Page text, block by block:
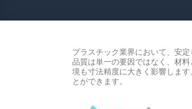
プラスチック業界において、安定
品質は単一の要因ではなく、材
境も寸法精度に大きく影響しま
とができます。